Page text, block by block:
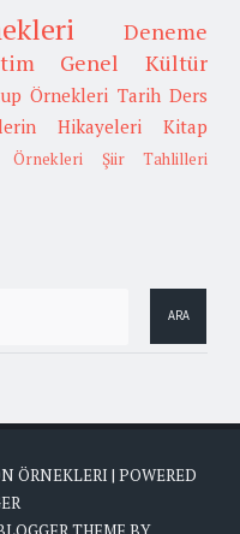
Deneme
Genel Kültür
Örnekleri Tarih Ders
Hikayeleri
Kitap
Örnekleri Şiir Tahlilleri
ÖRNEKLERI | POWERED